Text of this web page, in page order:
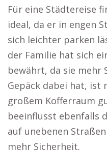
Für eine Städtereise
ideal, da er in engen
sich leichter parken
der Familie hat sich
bewährt, da sie mehr
Gepäck dabei hat, ist
großem Kofferraum
beeinflusst ebenfalls
auf unebenen
mehr Sicherheit.